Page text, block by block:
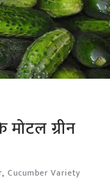
ग्रीन
, Cucumber Variety